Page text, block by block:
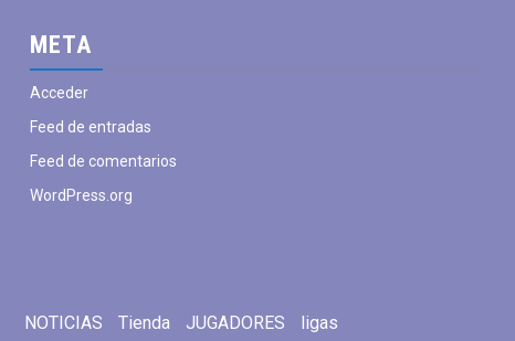
META
Acceder
Feed de entradas
Feed de comentarios
WordPress.org
NOTICIAS Tienda JUGADORES ligas